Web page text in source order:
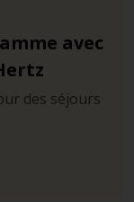
avec
des séjours